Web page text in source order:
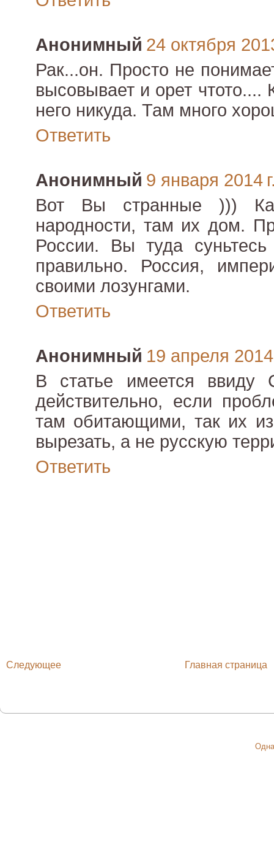
Анонимный 24 октября
Рак...он. Просто не
высовывает и орет чтото....
него никуда. Там много
Ответить
Анонимный 9 января 2014
Вот Вы странные )))
народности, там их дом.
России. Вы туда
правильно. Россия,
своими лозунгами.
Ответить
Анонимный 19 апреля
В статье имеется ввиду
действительно, если
там обитающими, так их
вырезать, а не русскую
Ответить
Следующее Главная страница